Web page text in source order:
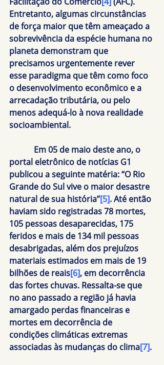
Entretanto, algumas circunstâncias
de força maior que têm ameaçado a
sobrevivência da espécie humana no
planeta demonstram que
precisamos urgentemente rever
esse paradigma que têm como foco
o desenvolvimento econômico e a
arrecadação tributária, ou pelo
menos adequá-lo à nova realidade
socioambiental.
Em 05 de maio deste ano, o
portal eletrônico de notícias G1
publicou a seguinte matéria: “O Rio
Grande do Sul vive o maior desastre
natural de sua história”[5]. Até então
haviam sido registradas 78 mortes,
105 pessoas desaparecidas, 175
feridos e mais de 134 mil pessoas
desabrigadas, além dos prejuízos
materiais estimados em mais de 19
bilhões de reais[6], em decorrência
das fortes chuvas. Ressalta-se que
no ano passado a região já havia
amargado perdas financeiras e
mortes em decorrência de
condições climáticas extremas
associadas às mudanças do clima[7].